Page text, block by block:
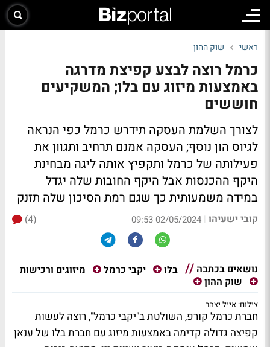
ראשי שוק ההון
כרמל רוצה לבצע קפיצת מדרגה
באמצעות מיזוג עם בלו; המשקיעים
חוששים
לצורך השלמת העסקה תידרש כרמל כפי הנראה
לגיוס הון נוסף; העסקה אמנם תרחיב ותגוון את
פעילותה של כרמל ותקפיץ אותה ליגה מבחינת
היקף ההכנסות אבל היקף החובות שלה יגדל
במידה משמעותית כך שגם רמת הסיכון שלה תזנק
קובי ישעיהו |
02/05/2024 09:53
(4)
נושאים בכתבה בלו יקבי כרמל
מיזוגים ורכישות
שוק ההון
צילום: אייל יצהר
חברת כרמל קורפ, השולטת ב"יקבי כרמל", רוצה לעשות
קפיצה גדולה קדימה באמצעות מיזוג עם חברת בלו של ענאן